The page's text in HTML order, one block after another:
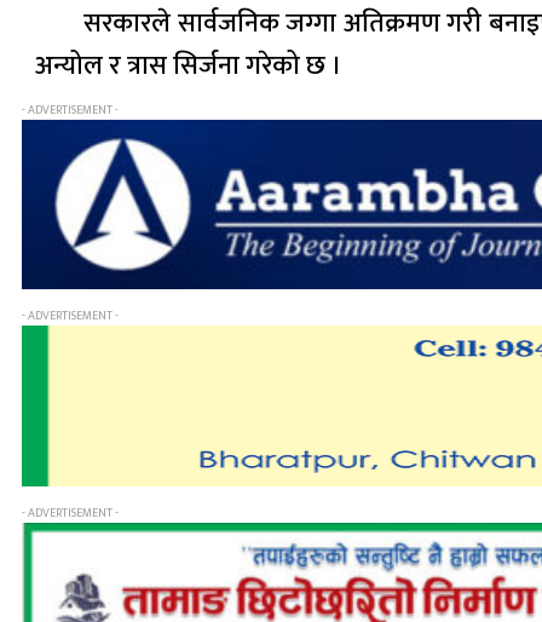
सरकारले सार्वजनिक जग्गा अतिक्रमण गरी
अन्योल र त्रास सिर्जना गरेको छ ।
- ADVERTISEMENT -
- ADVERTISEMENT -
- ADVERTISEMENT -